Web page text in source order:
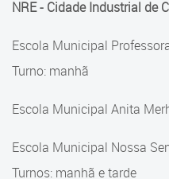
NRE - Cidade Industrial de
Escola Municipal
Turno: manhã
Escola Municipal Anita
Escola Municipal Nossa
Turnos: manhã e tarde